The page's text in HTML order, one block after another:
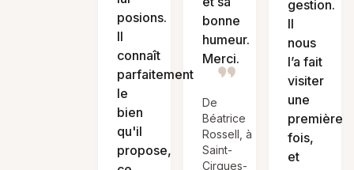
posions.
Il
connaît
parfaitement
le
bien
qu'il
propose,
bonne
humeur.
Merci.
De
Béatrice
Rossell, à
Saint-
Cirgues-
gestion.
Il
nous
l’a fait
visiter
une
première
fois,
et